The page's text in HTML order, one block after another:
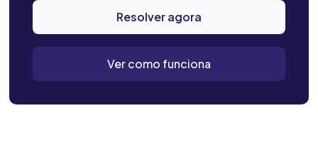
Resolver agora
Ver como funciona